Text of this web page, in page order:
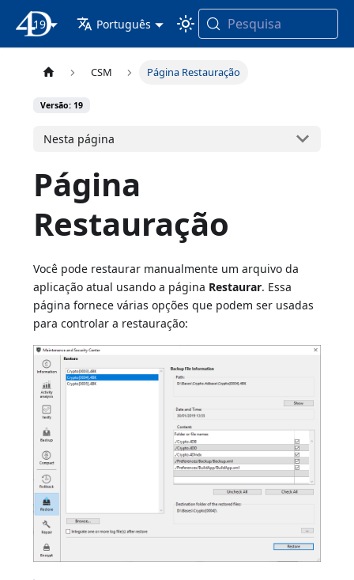
Documentação 4D
19 Português Pesquisa
CSM Página Restauração
Versão: 19
Nesta página
Página
Restauração
Você pode restaurar manualmente um arquivo da
aplicação atual usando a página Restaurar. Essa
página fornece várias opções que podem ser usadas
para controlar a restauração: